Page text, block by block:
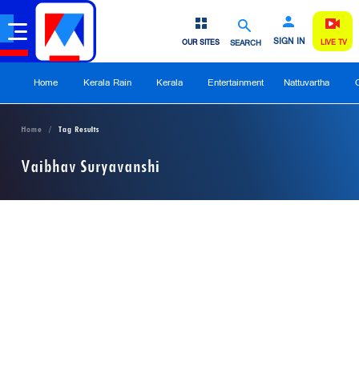
SEARCH SIGN IN
OUR SITES LIVE TV
Home Kerala Rain Kerala Entertainment Nattuvartha
Home Tag Results
Vaibhav Suryavanshi